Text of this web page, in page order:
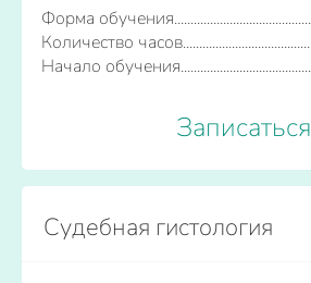
Форма обучения
Количество часов
Начало обучения
Записаться
Судебная гистология